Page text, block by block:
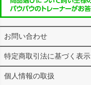
お問い合わせ
特定商取引法に基づく表示
個人情報の取扱